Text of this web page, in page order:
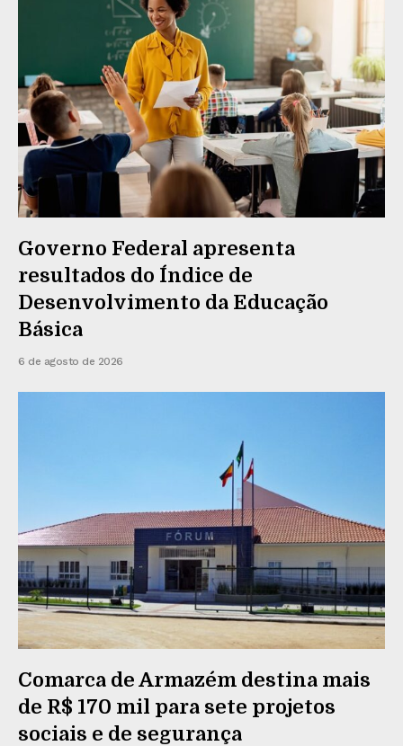
Governo Federal apresenta
resultados do Índice de
Desenvolvimento da Educação
Básica
6 de agosto de 2026
Comarca de Armazém destina mais
de R$ 170 mil para sete projetos
sociais e de segurança